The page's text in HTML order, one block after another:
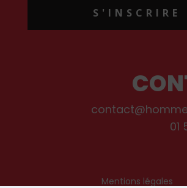
S'INSCRIRE
01
Mentions légales